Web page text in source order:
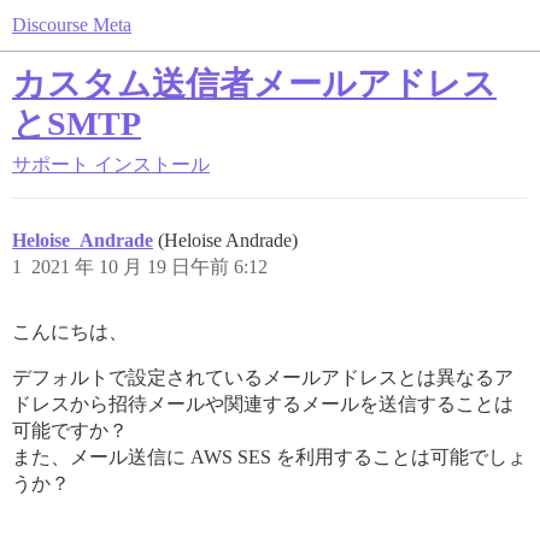
Discourse Meta
カスタム送信者メールアドレス
とSMTP
サポート インストール
Heloise_Andrade (Heloise Andrade)
2021 年 10 月 19 日午前 6:12
1
こんにちは、
デフォルトで設定されているメールアドレスとは異なるア
ドレスから招待メールや関連するメールを送信することは
可能ですか？
また、メール送信に AWS SES を利用することは可能でしょ
うか？